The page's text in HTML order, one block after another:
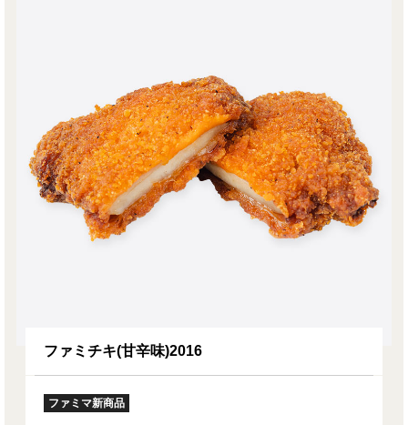
ファミチキ(甘辛味)2016
ファミマ新商品